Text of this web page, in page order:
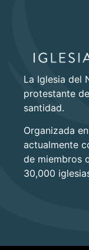
La Iglesia del
protestante
santidad.
Organizada
actualmente
de miembros
30,000